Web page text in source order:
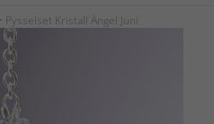
> Pysselset Kristall Ängel Juni